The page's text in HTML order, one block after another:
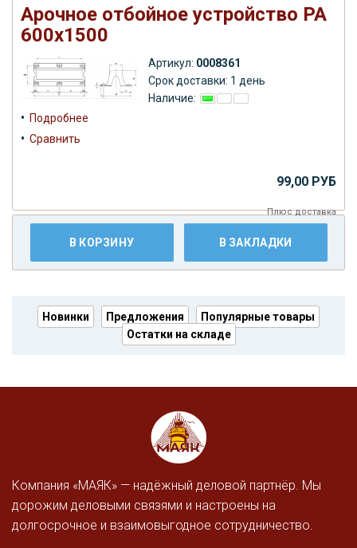
Арочное отбойное устройство РА
600х1500
Артикул: 0008361
Срок доставки: 1 день
Наличие:
• Подробнее
• Сравнить
99,00 РУБ
Плюсдоставка
В КОРЗИНУ В ЗАКЛАДКИ
Новинки Предложения
Популярные товары
Остатки на складе
Компания «МАЯК» — надёжный деловой партнёр. Мы
дорожим деловыми связями и настроены на
долгосрочное и взаимовыгодное сотрудничество.